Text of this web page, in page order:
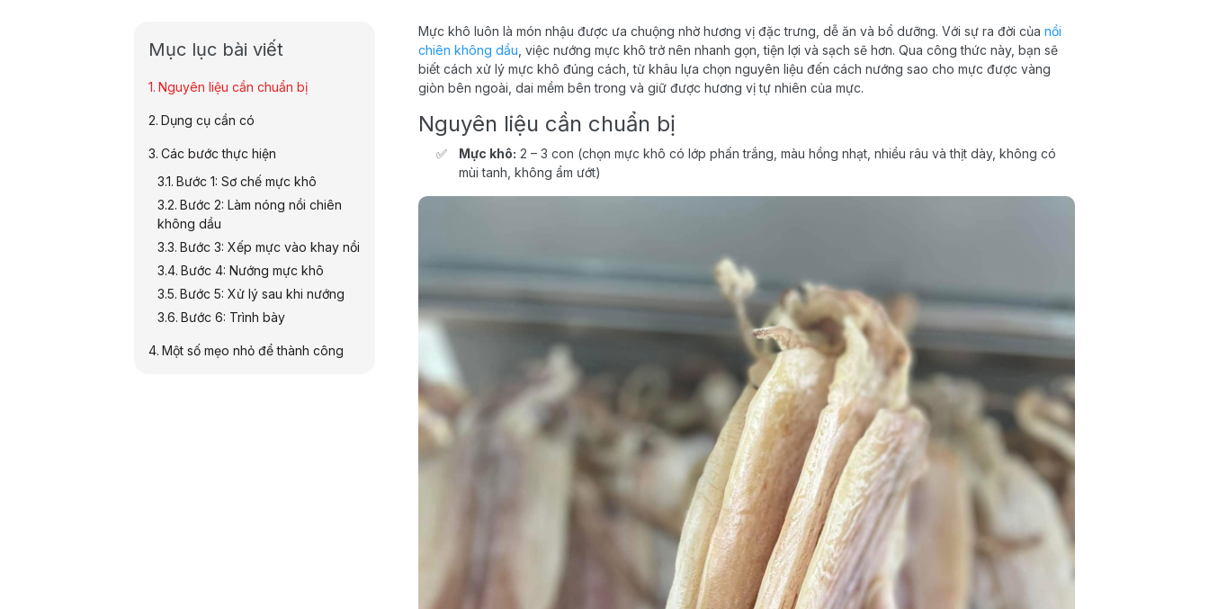
Mực khô luôn là món nhậu được ưa chuộng nhờ hương vị đặc trưng, dễ ăn và bổ dưỡng. Với sự ra đời của nồi
chiên không dầu , việc nướng mực khô trở nên nhanh gọn, tiện lợi và sạch sẽ hơn. Qua công thức này, bạn sẽ
biết cách xử lý mực khô đúng cách, từ khâu lựa chọn nguyên liệu đến cách nướng sao cho mực được vàng
giòn bên ngoài, dai mềm bên trong và giữ được hương vị tự nhiên của mực.
Nguyên liệu cần chuẩn bị
Mực khô: 2 – 3 con (chọn mực khô có lớp phấn trắng, màu hồng nhạt, nhiều râu và thịt dày, không có
mùi tanh, không ẩm ướt)
Mục lục bài viết
Nguyên liệu cần chuẩn bị
Dụng cụ cần có
Các bước thực hiện
Bước 1: Sơ chế mực khô
Bước 2: Làm nóng nồi chiên
không dầu
Bước 3: Xếp mực vào khay nồi
Bước 4: Nướng mực khô
Bước 5: Xử lý sau khi nướng
Bước 6: Trình bày
Một số mẹo nhỏ để thành công